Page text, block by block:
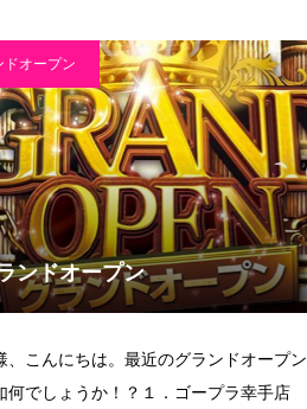
物件視察
新規出店
ドオープン
ンドオープン
、こんにちは。最近のグランドオープン
何でしょうか！？１．ゴープラ幸手店